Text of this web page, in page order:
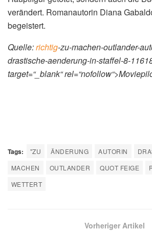
verändert. Romanautorin Diana
begeistert.
Quelle:richtig-zu-machen-outlander-
drastische-aenderung-in-staffel-8-
target=“_blank“
Tags: "ZU ÄNDERUNG AUTORIN
MACHEN
OUTLANDER QUOT FEIGE
WETTERT
Vorheriger Artikel